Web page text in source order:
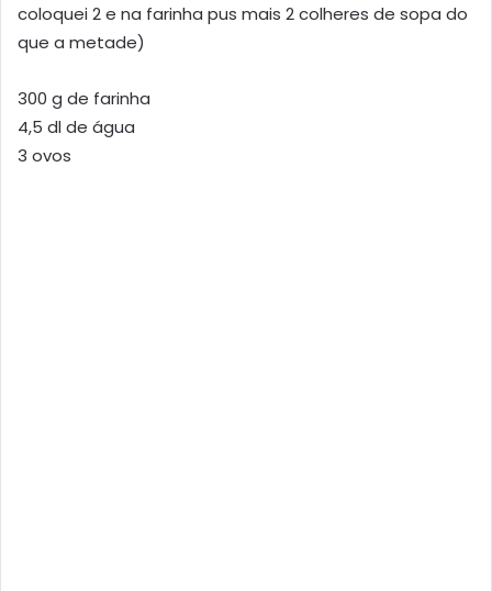
coloquei 2 e na farinha pus mais 2 colheres de sopa do
que a metade)
300 g de farinha
4,5 dl de água
3 ovos